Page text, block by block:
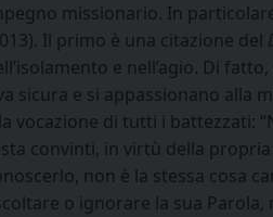
missionario. In
Il primo è una citazione del
e nell’agio. Di
sicura e si appassionano alla
vocazione di tutti i battezzati:
convinti, in virtù della
non è la stessa cosa
o ignorare la sua